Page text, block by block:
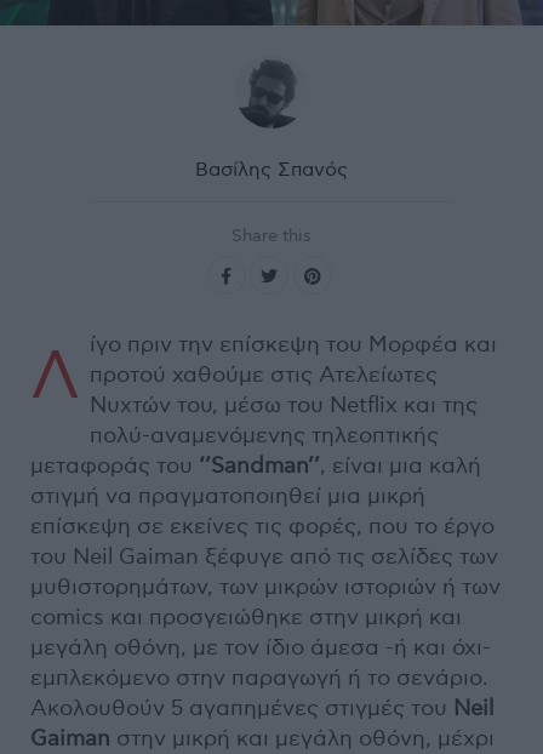
Βασίλης Σπανός
Share this
Λ ίγο πριν την επίσκεψη του Μορφέα και
προτού χαθούμε στις Ατελείωτες
Νυχτών του, μέσω του Netflix και της
πολύ-αναμενόμενης τηλεοπτικής
μεταφοράς του ‘’Sandman’’, είναι μια καλή
στιγμή να πραγματοποιηθεί μια μικρή
επίσκεψη σε εκείνες τις φορές, που το έργο
του Neil Gaiman ξέφυγε από τις σελίδες των
μυθιστορημάτων, των μικρών ιστοριών ή των
comics και προσγειώθηκε στην μικρή και
μεγάλη οθόνη, με τον ίδιο άμεσα -ή και όχι-
εμπλεκόμενο στην παραγωγή ή το σενάριο.
Ακολουθούν 5 αγαπημένες στιγμές του Neil
Gaiman στην μικρή και μεγάλη οθόνη, μέχρι